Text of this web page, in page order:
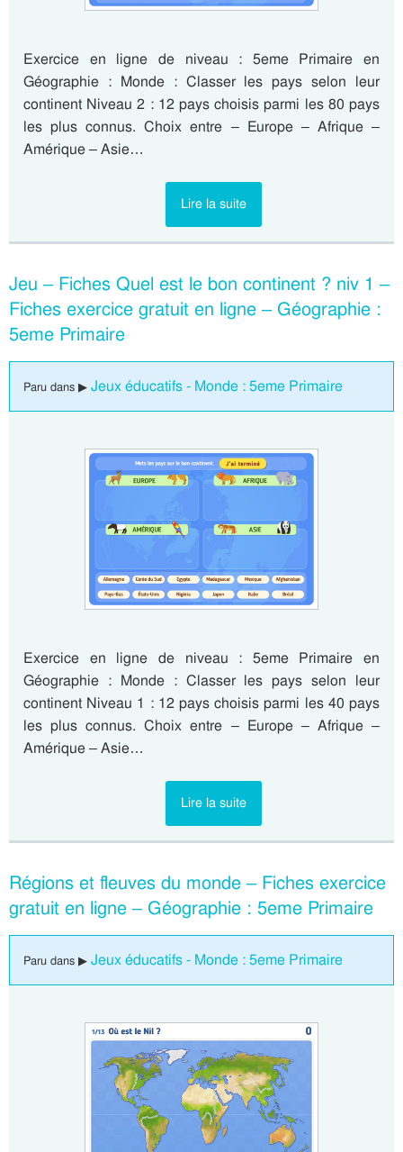
Exercice en ligne de niveau : 5eme Primaire en
Géographie : Monde : Classer les pays selon leur
continent Niveau 2 : 12 pays choisis parmi les 80 pays
les plus connus. Choix entre – Europe – Afrique –
Amérique – Asie…
Lire la suite
Jeu – Fiches Quel est le bon continent ? niv 1 –
Fiches exercice gratuit en ligne – Géographie :
5eme Primaire
Paru dans ▶ Jeux éducatifs - Monde : 5eme Primaire
Exercice en ligne de niveau : 5eme Primaire en
Géographie : Monde : Classer les pays selon leur
continent Niveau 1 : 12 pays choisis parmi les 40 pays
les plus connus. Choix entre – Europe – Afrique –
Amérique – Asie…
Lire la suite
Régions et fleuves du monde – Fiches exercice
gratuit en ligne – Géographie : 5eme Primaire
Paru dans ▶ Jeux éducatifs - Monde : 5eme Primaire